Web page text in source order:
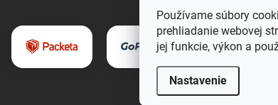
Používame súbory
prehliadanie webovej
jej funkcie, výkon a
Nastavenie